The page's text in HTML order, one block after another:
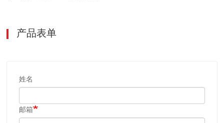
产品表单
姓名
邮箱